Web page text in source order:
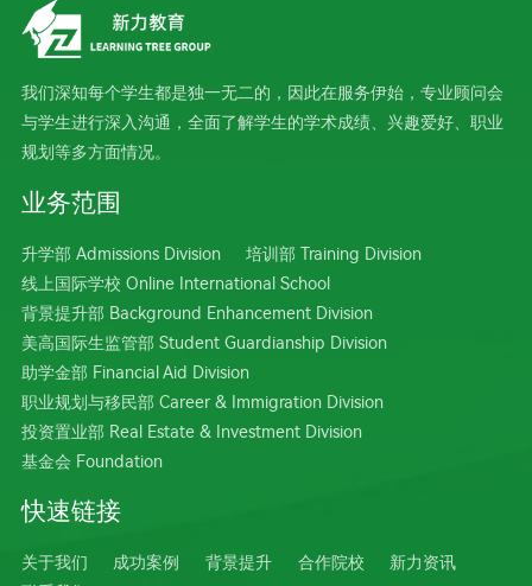
我们深知每个学生都是独一无二的，因此在服务伊始，专业顾问会
与学生进行深入沟通，全面了解学生的学术成绩、兴趣爱好、职业
规划等多方面情况。
业务范围
升学部 Admissions Division
培训部 Training Division
线上国际学校 Online International School
背景提升部 Background Enhancement Division
美高国际生监管部 Student Guardianship Division
助学金部 Financial Aid Division
职业规划与移民部 Career & Immigration Division
投资置业部 Real Estate & Investment Division
基金会 Foundation
快速链接
关于我们 成功案例 背景提升 合作院校
新力资讯